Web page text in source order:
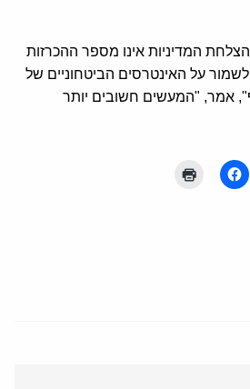
המדיניות אינו מספר ההכרזות
לשמור על האינטרסים הביטחוניים של
אמר, "המעשים חשובים יותר